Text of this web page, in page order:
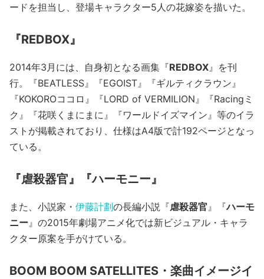
ードを担当し、登場キャラクター5人の花嫁姿を描いた。
『REDBOX』
2014年3月には、自身初となる画集『REDBOX 』を刊
行。『BEATLESS』『EGOIST』『ギルティクラウン』
『KOKOROココロ』『LORD of VERMILION』『Racingミ
ク』『花咲くまにまに』『ワールドイズマイン』等のイラ
ストが掲載されており、仕様はA4版で計192ページとなっ
ている。
『虐殺器官』『ハーモニー』
また、小説家・ 伊藤計劃の長編小説『虐殺器官 』『ハーモ
ニー 』の2015年劇場アニメ化では新ビジュアル・キャラ
クター原案を手がけている。
BOOM BOOM SATELLITES・楽曲イメージイ